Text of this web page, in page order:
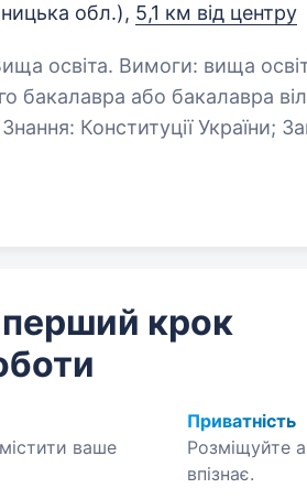
обл.), 5,1 км від центру
за освітнім ступенем
або бакалавра вільне володіння
крок
ваше
Приватність
Розміщуйте
впізнає.